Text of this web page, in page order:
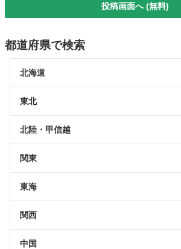
投稿画面へ (無料)
都道府県で検索
北海道
東北
北陸・甲信越
関東
東海
関西
中国